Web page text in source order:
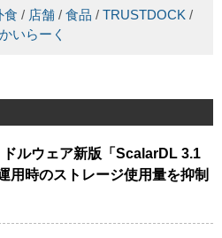
食 / 店舗 / 食品 / TRUSTDOCK /
いらーく
ルウェア新版「ScalarDL 3.1
用時のストレージ使用量を抑制